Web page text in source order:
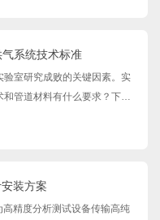
系统技术标准
室研究成败的关键因素。实
管道材料有什么要求？下面
装方案
精度分析测试设备传输高纯